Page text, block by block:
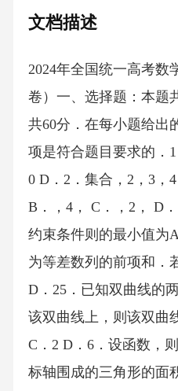
文档描述
2024年全国统一高考数
卷）一、选择题：本题
共60分．在每小题给出
项是符合题目要求的．
0 D．2．集合，2，3，
B．，4， C．，2， D
约束条件则的最小值为
为等差数列的前项和．
D．25．已知双曲线的
该双曲线上，则该双曲
C．2 D．6．设函数，
标轴围成的三角形的面